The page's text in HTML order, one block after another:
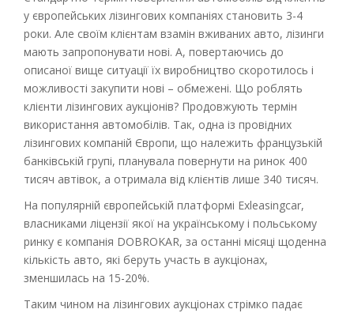
у європейських лізингових компаніях становить 3-4
роки. Але своїм клієнтам взамін вживаних авто, лізинги
мають запропонувати нові. А, повертаючись до
описаної вище ситуації їх виробництво скоротилось і
можливості закупити нові – обмежені. Що роблять
клієнти лізингових аукціонів? Продовжують термін
використання автомобілів. Так, одна із провідних
лізингових компаній Європи, що належить французькій
банківській групі, планувала повернути на ринок 400
тисяч автівок, а отримала від клієнтів лише 340 тисяч.
На популярній європейській платформі Exleasingcar,
власниками ліцензії якої на українському і польському
ринку є компанія DOBROKAR, за останні місяці щоденна
кількість авто, які беруть участь в аукціонах,
зменшилась на 15-20%.
Таким чином на лізингових аукціонах стрімко падає